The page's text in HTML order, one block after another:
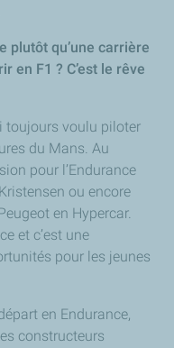
plutôt qu’une carrière
en F1 ? C’est le rêve
toujours voulu piloter
du Mans. Au
pour l’Endurance
ou encore
en Hypercar.
et c’est une
pour les jeunes
en Endurance,
constructeurs